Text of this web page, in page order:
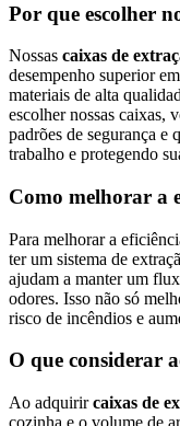
Por que escolher
Nossas caixas de
desempenho superior
materiais de alta
escolher nossas caixas,
padrões de segurança e
trabalho e protegendo
Como melhorar a
Para melhorar a
ter um sistema de
ajudam a manter um
odores. Isso não só
risco de incêndios e
O que considerar
Ao adquirircaixas de
cozinha e o volume de